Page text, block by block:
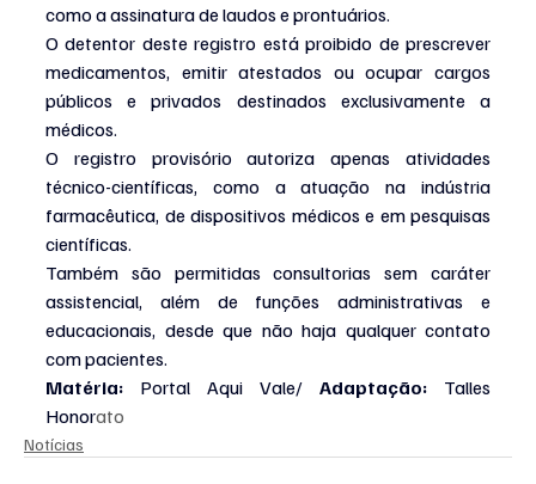
como a assinatura de laudos e prontuários.
O detentor deste registro está proibido de prescrever
medicamentos, emitir atestados ou ocupar cargos
públicos e privados destinados exclusivamente a
médicos.
O registro provisório autoriza apenas atividades
técnico-científicas, como a atuação na indústria
farmacêutica, de dispositivos médicos e em pesquisas
científicas.
Também são permitidas consultorias sem caráter
assistencial, além de funções administrativas e
educacionais, desde que não haja qualquer contato
com pacientes.
Matéria: Portal Aqui Vale/ Adaptação: Talles
Honorato
Notícias